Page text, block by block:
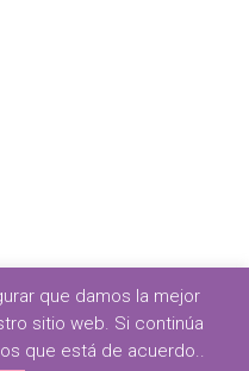
que damos la mejor
sitio web. Si continúa
que está de acuerdo..